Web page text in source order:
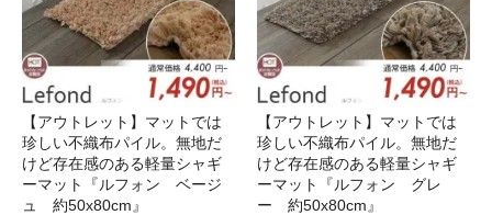
【アウトレット】マットでは
珍しい不織布パイル。無地だ
けど存在感のある軽量シャギ
ーマット『ルフォン ベージ
ュ 約50x80cm』
【アウトレット】マットでは
珍しい不織布パイル。無地だ
けど存在感のある軽量シャギ
ーマット『ルフォン グレ
ー 約50x80cm』